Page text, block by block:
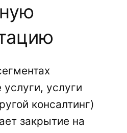
услуги
консалтинг)
закрытие на